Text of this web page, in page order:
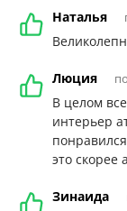
Наталья
Люция
В целом
интерьер
это скорее
Зинаида